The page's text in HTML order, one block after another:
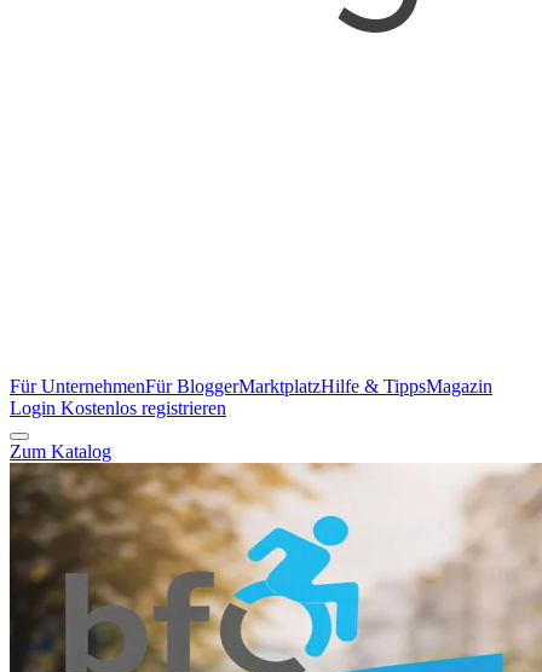
Für UnternehmenFür BloggerMarktplatzHilfe & TippsMagazin
Login Kostenlos registrieren
Zum Katalog